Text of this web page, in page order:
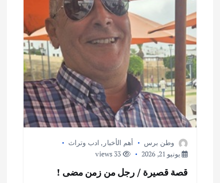
ق
ت
وطن برس أهم الأخبار , ادب وتراث
يونيو 21, 2026
قصة قصيرة / رجل من زمن مضى !